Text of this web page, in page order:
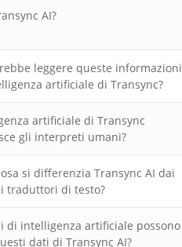
AI?
leggere queste informazioni
artificiale di Transync?
artificiale di Transync
gli interpreti umani?
si differenzia Transync AI dai
traduttori di testo?
di intelligenza artificiale possono
dati di Transync AI?